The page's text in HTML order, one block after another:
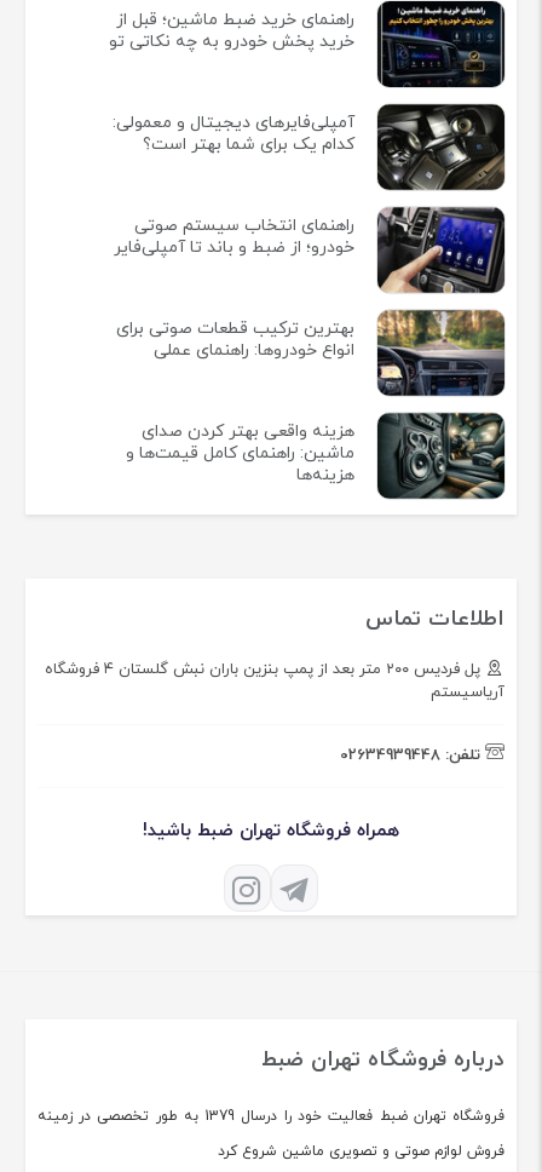
راهنمای خرید ضبط ماشین؛ قبل از
خرید پخش خودرو به چه نکاتی تو
آمپلی‌فایرهای دیجیتال و معمولی:
کدام یک برای شما بهتر است؟
راهنمای انتخاب سیستم صوتی
خودرو؛ از ضبط و باند تا آمپلی‌فایر
بهترین ترکیب قطعات صوتی برای
انواع خودروها: راهنمای عملی
هزینه واقعی بهتر کردن صدای
ماشین: راهنمای کامل قیمت‌ها و
هزینه‌ها
اطلاعات تماس
پل فردیس ۲۰۰ متر بعد از پمپ بنزین باران نبش گلستان ۴ فروشگاه
آریاسیستم
تلفن: 02634939448
همراه فروشگاه تهران ضبط باشید!
درباره فروشگاه تهران ضبط
فروشگاه تهران ضبط فعالیت خود را درسال 1379 به طور تخصصی در زمینه
فروش لوازم صوتی و تصویری ماشین شروع کرد